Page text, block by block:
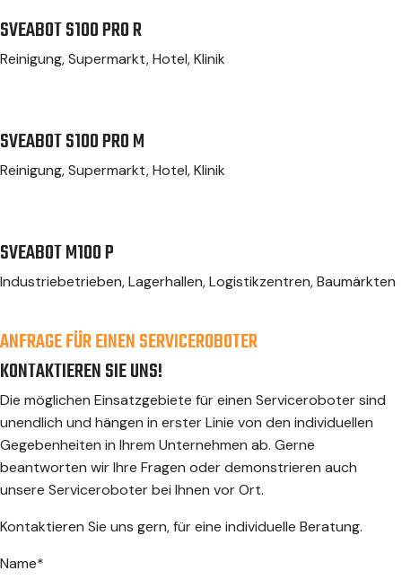
SVEABOT S100 PRO R
Reinigung, Supermarkt, Hotel, Klinik
SVEABOT S100 PRO M
Reinigung, Supermarkt, Hotel, Klinik
SVEABOT M100 P
Industriebetrieben, Lagerhallen, Logistikzentren, Baumärkten
ANFRAGE FÜR EINEN SERVICEROBOTER
KONTAKTIEREN SIE UNS!
Die möglichen Einsatzgebiete für einen Serviceroboter sind
unendlich und hängen in erster Linie von den individuellen
Gegebenheiten in Ihrem Unternehmen ab. Gerne
beantworten wir Ihre Fragen oder demonstrieren auch
unsere Serviceroboter bei Ihnen vor Ort.
Kontaktieren Sie uns gern, für eine individuelle Beratung.
Name*